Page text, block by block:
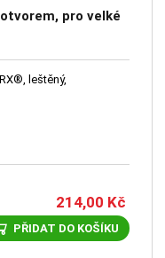
pro velké
leštěný,
214,00 Kč
PŘIDAT DO KOŠÍKU